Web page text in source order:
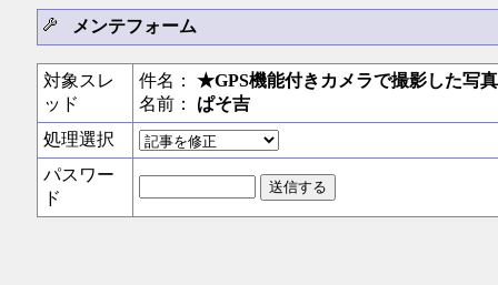
メンテフォーム
対象スレ
ッド
件名： ★GPS機能付きカメラで撮影した写
名前： ぱそ吉
処理選択
パスワー
ド